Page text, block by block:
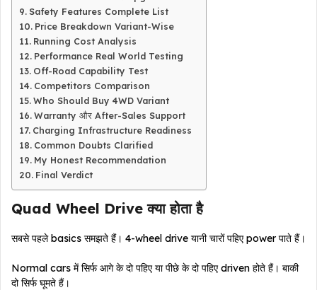
Safety Features Complete List
Price Breakdown Variant-Wise
Running Cost Analysis
Performance Real World Testing
Off-Road Capability Test
Competitors Comparison
Who Should Buy 4WD Variant
Warranty और After-Sales Support
Charging Infrastructure Readiness
Common Doubts Clarified
My Honest Recommendation
Final Verdict
Quad Wheel Drive क्या होता है
सबसे पहले basics समझते हैं। 4-wheel drive यानी चारों पहिए power पाते हैं।
Normal cars में सिर्फ आगे के दो पहिए या पीछे के दो पहिए driven होते हैं। बाकी
दो सिर्फ घूमते हैं।